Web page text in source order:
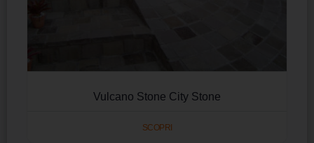
Vulcano Stone City Stone
SCOPRI